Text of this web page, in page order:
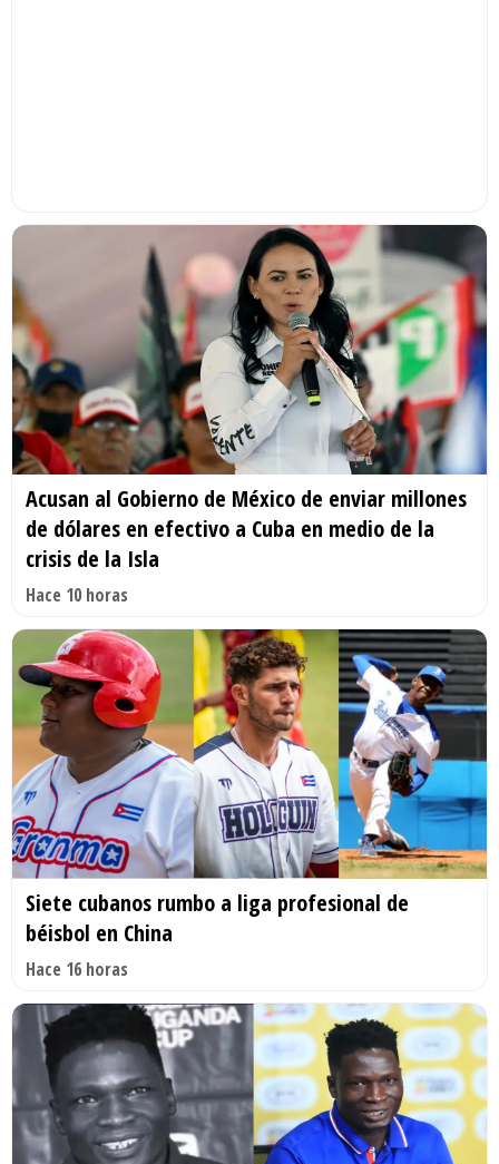
Acusan al Gobierno de México de enviar millones
de dólares en efectivo a Cuba en medio de la
crisis de la Isla
Hace 10 horas
Siete cubanos rumbo a liga profesional de
béisbol en China
Hace 16 horas